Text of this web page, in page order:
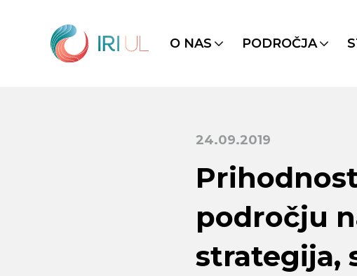
O NAS PODROČJA
24.09.2019
področju
strategija,